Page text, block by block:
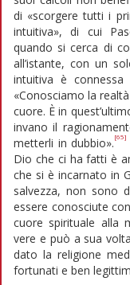
di «scorgere tutti i
intuitiva», di cui
quando si cerca di
all’istante, con un
intuitiva è
«Conosciamo la
cuore. È in
invano il
metterli in dubbio». [65]
Dio che ci ha fatti è
che si è incarnato in
salvezza, non sono
essere conosciute
cuore spirituale alla
vere e può a sua
dato la religione
fortunati e ben